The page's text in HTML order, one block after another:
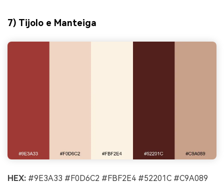
7) Tijolo e Manteiga
HEX: #9E3A33 #F0D6C2 #FBF2E4 #52201C #C9A089